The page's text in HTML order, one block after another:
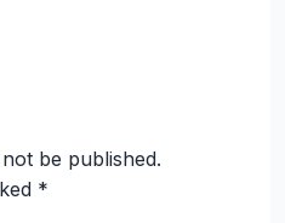
be published.
*